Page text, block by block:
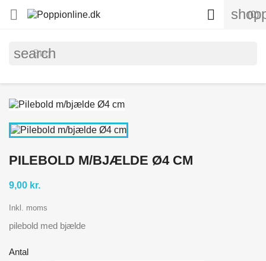
 (0)

search
PILEBOLD M/BJÆLDE Ø4 CM
9,00 kr.
Inkl. moms
pilebold med bjælde
Antal